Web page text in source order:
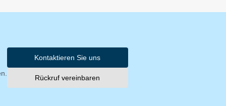
Kontaktieren Sie uns
Rückruf vereinbaren